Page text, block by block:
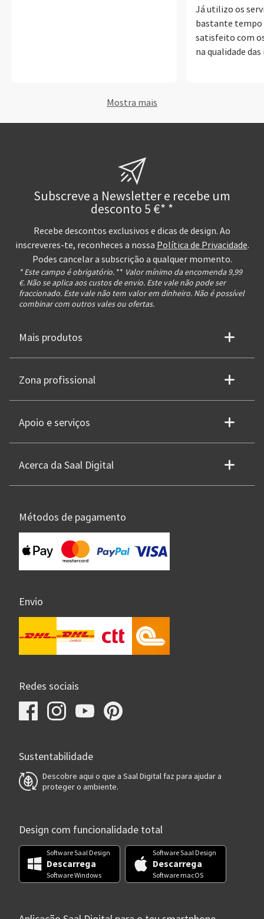
Já utilizo os
bastante tempo
satisfeito com
na qualidade
Mostra mais
Subscreve a Newsletter e recebe um
desconto 5 €* *
Recebe descontos exclusivos e dicas de design. Ao
inscreveres-te, reconheces a nossa Política de Privacidade.
Podes cancelar a subscrição a qualquer momento.
* Este campo é obrigatório. ** Valor mínimo da encomenda 9,99
€. Não se aplica aos custos de envio. Este vale não pode ser
fraccionado. Este vale não tem valor em dinheiro. Não é possível
combinar com outros vales ou ofertas.
Mais produtos
Zona profissional
Apoio e serviços
Acerca da Saal Digital
Métodos de pagamento
Envio
Redes sociais
Sustentabilidade
Descobre aqui o que a Saal Digital faz para ajudar a
proteger o ambiente.
Design com funcionalidade total
Software Saal Design
Descarrega
Software Windows
Software Saal Design
Descarrega
Software macOS